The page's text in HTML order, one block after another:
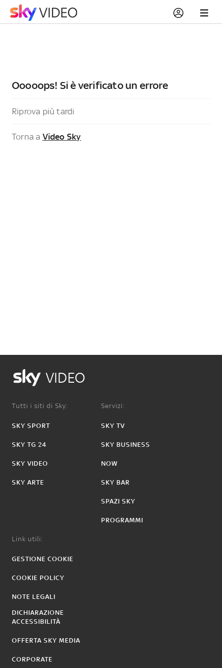
Ooooops! Si è verificato un errore
Riprova più tardi
Torna a Video Sky
VIDEO
Tutti i siti di Sky:
SKY SPORT
SKY TG 24
SKY VIDEO
SKY ARTE
Servizi:
SKY TV
SKY BUSINESS
NOW
SKY BAR
SPAZI SKY
PROGRAMMI
Link utili:
GESTIONE COOKIE
COOKIE POLICY
NOTE LEGALI
DICHIARAZIONE
ACCESSIBILITÀ
OFFERTA SKY MEDIA
CORPORATE